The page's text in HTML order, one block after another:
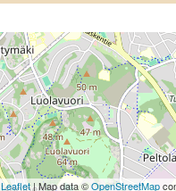
Leaflet| Map data ©OpenStreetMap